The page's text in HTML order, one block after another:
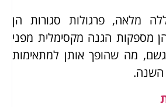
מלאה, פרגולות סגורות הן
הן מספקות הגנה מקסימלית מפני
מה שהופך אותן למתאימות
השנה.